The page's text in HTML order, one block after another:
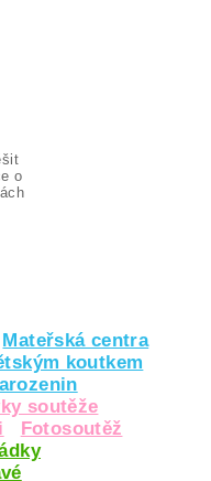
o
Mateřská centra
koutkem
soutěže
Fotosoutěž